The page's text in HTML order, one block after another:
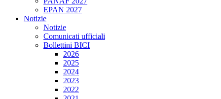
EPAN 2027
Notizie
Notizie
Comunicati ufficiali
Bollettini BICI
2026
2025
2024
2023
2022